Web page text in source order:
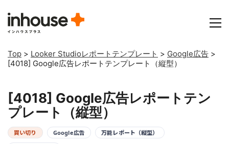
Top > Looker Studioレポートテンプレート > Google広告 >
[4018] Google広告レポートテンプレート（縦型）
[4018] Google広告レポートテン
プレート（縦型）
買い切り Google広告 万能レポート（縦型）